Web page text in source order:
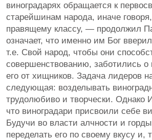
виноградарях обращается к
старейшинам народа, иначе
правящему классу, — продолжил
означает, что именно им Бог
т.е. Свой народ, чтобы они
совершенствованию, заботились
его от хищников. Задача лидеров
следующая: возделывать
трудолюбиво и творчески. Однако
что виноградари присвоили себе
Будучи во власти алчности и
переделать его по своему вкусу